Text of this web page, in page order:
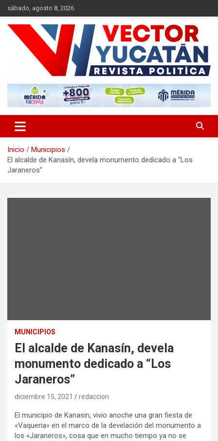
Saltar
al
contenido
sábado, agosto 8, 2026
Vector Yucatán
Inicio
Municipios
El alcalde de Kanasín, devela monumento dedicado a “Los
Jaraneros”
MUNICIPIOS
El alcalde de Kanasín, devela
monumento dedicado a “Los
Jaraneros”
diciembre 15, 2021 redaccion
El municipio de Kanasin, vivio anoche una gran fiesta de
«Vaqueria» en el marco de la develación del monumento a
los «Jaraneros», cosa que en mucho tiempo ya no se